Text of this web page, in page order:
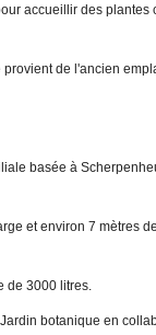
accueillir des plantes
de l'ancien
basée à
et environ 7 mètres
de 3000 litres.
botanique en